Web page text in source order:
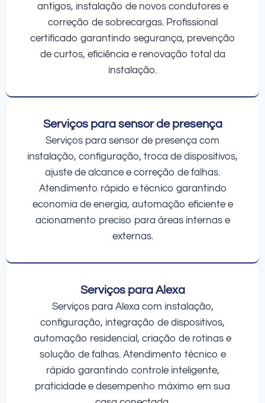
antigos, instalação de novos condutores e
correção de sobrecargas. Profissional
certificado garantindo segurança, prevenção
de curtos, eficiência e renovação total da
instalação.
Serviços para sensor de presença
Serviços para sensor de presença com
instalação, configuração, troca de dispositivos,
ajuste de alcance e correção de falhas.
Atendimento rápido e técnico garantindo
economia de energia, automação eficiente e
acionamento preciso para áreas internas e
externas.
Serviços para Alexa
Serviços para Alexa com instalação,
configuração, integração de dispositivos,
automação residencial, criação de rotinas e
solução de falhas. Atendimento técnico e
rápido garantindo controle inteligente,
praticidade e desempenho máximo em sua